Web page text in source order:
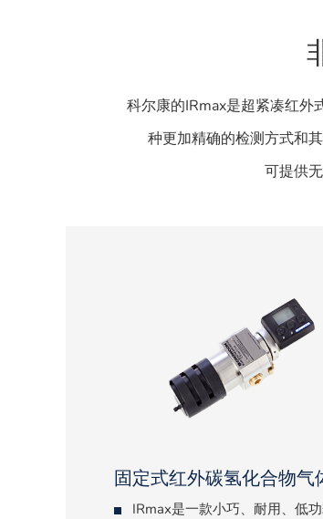
科尔康的IRmax是超紧凑红外
种更加精确的检测方式和
可提供
IRmax是一款小巧、耐用、低